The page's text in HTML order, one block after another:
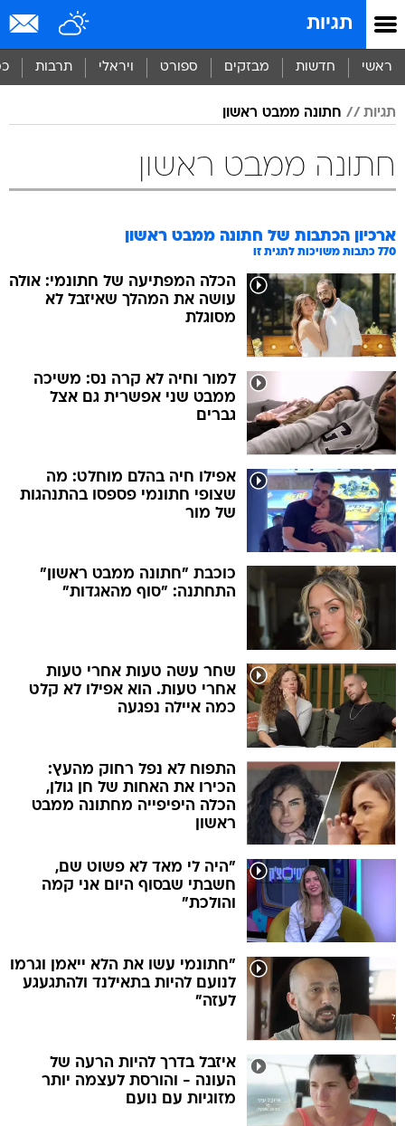
תגיות
ראשי חדשות מבזקים ספורט ויראלי תרבות
תגיות חתונה ממבט ראשון
חתונה ממבט ראשון
ארכיון הכתבות של חתונה ממבט ראשון
770 כתבות משויכות לתגית זו
הכלה המפתיעה של חתונמי: אולה
עושה את המהלך שאיזבל לא
מסוגלת
למור וחיה לא קרה נס: משיכה
ממבט שני אפשרית גם אצל
גברים
אפילו חיה בהלם מוחלט: מה
שצופי חתונמי פספסו בהתנהגות
של מור
כוכבת "חתונה ממבט ראשון"
התחתנה: "סוף מהאגדות"
שחר עשה טעות אחרי טעות
אחרי טעות. הוא אפילו לא קלט
כמה איילה נפגעה
התפוח לא נפל רחוק מהעץ:
הכירו את האחות של חן גולן,
הכלה היפיפייה מחתונה ממבט
ראשון
"היה לי מאד לא פשוט שם,
חשבתי שבסוף היום אני קמה
והולכת"
"חתונמי עשו את הלא ייאמן וגרמו
לנועם להיות בתאילנד ולהתגעגע
לעזה"
איזבל בדרך להיות הרעה של
העונה - והורסת לעצמה יותר
מזוגיות עם נועם